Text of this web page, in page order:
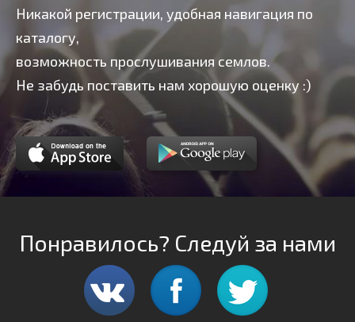
Никакой регистрации, удобная навигация по
каталогу,
возможность прослушивания семлов.
Не забудь поставить нам хорошую оценку :)
Понравилось? Следуй за нами